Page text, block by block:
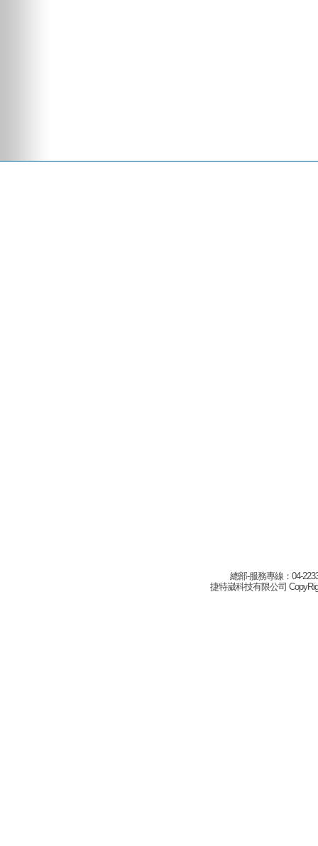
總部-服務專線：04-
捷特崴科技有限公司